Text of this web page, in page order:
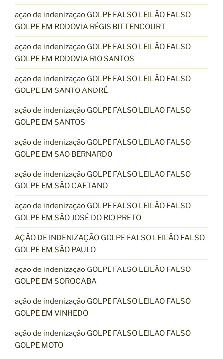
ação de indenização GOLPE FALSO LEILÃO FALSO
GOLPE EM RODOVIA RÉGIS BITTENCOURT
ação de indenização GOLPE FALSO LEILÃO FALSO
GOLPE EM RODOVIA RIO SANTOS
ação de indenização GOLPE FALSO LEILÃO FALSO
GOLPE EM SANTO ANDRÉ
ação de indenização GOLPE FALSO LEILÃO FALSO
GOLPE EM SANTOS
ação de indenização GOLPE FALSO LEILÃO FALSO
GOLPE EM SÃO BERNARDO
ação de indenização GOLPE FALSO LEILÃO FALSO
GOLPE EM SÃO CAETANO
ação de indenização GOLPE FALSO LEILÃO FALSO
GOLPE EM SÃO JOSÉ DO RIO PRETO
AÇÃO DE INDENIZAÇÃO GOLPE FALSO LEILÃO FALSO
GOLPE EM SÃO PAULO
ação de indenização GOLPE FALSO LEILÃO FALSO
GOLPE EM SOROCABA
ação de indenização GOLPE FALSO LEILÃO FALSO
GOLPE EM VINHEDO
ação de indenização GOLPE FALSO LEILÃO FALSO
GOLPE MOTO